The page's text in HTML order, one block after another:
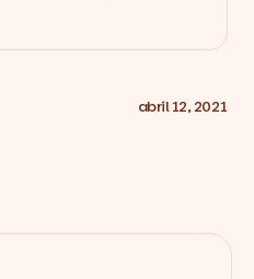
abril 12, 2021